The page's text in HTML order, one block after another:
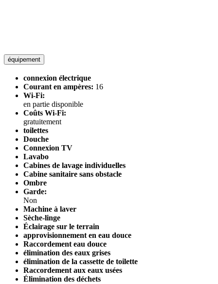
équipement
connexion électrique
Courant en ampères: 16
Wi-Fi:
en partie disponible
Coûts Wi-Fi:
gratuitement
toilettes
Douche
Connexion TV
Lavabo
Cabines de lavage individuelles
Cabine sanitaire sans obstacle
Ombre
Garde:
Non
Machine à laver
Sèche-linge
Éclairage sur le terrain
approvisionnement en eau douce
Raccordement eau douce
élimination des eaux grises
élimination de la cassette de toilette
Raccordement aux eaux usées
Élimination des déchets